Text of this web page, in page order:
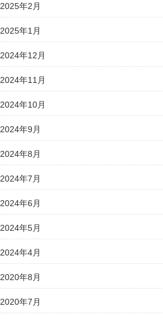
2025年2月
2025年1月
2024年12月
2024年11月
2024年10月
2024年9月
2024年8月
2024年7月
2024年6月
2024年5月
2024年4月
2020年8月
2020年7月